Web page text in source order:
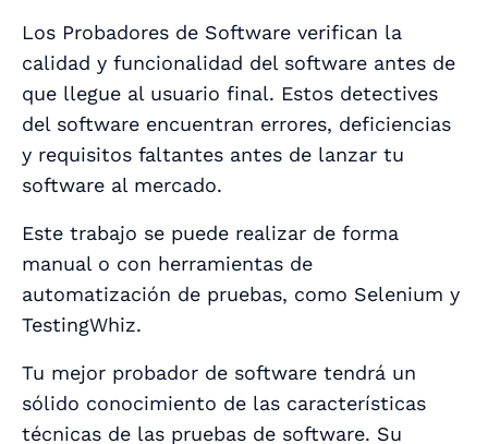
Los Probadores de Software verifican la
calidad y funcionalidad del software antes de
que llegue al usuario final. Estos detectives
del software encuentran errores, deficiencias
y requisitos faltantes antes de lanzar tu
software al mercado.
Este trabajo se puede realizar de forma
manual o con herramientas de
automatización de pruebas, como Selenium y
TestingWhiz.
Tu mejor probador de software tendrá un
sólido conocimiento de las características
técnicas de las pruebas de software. Su